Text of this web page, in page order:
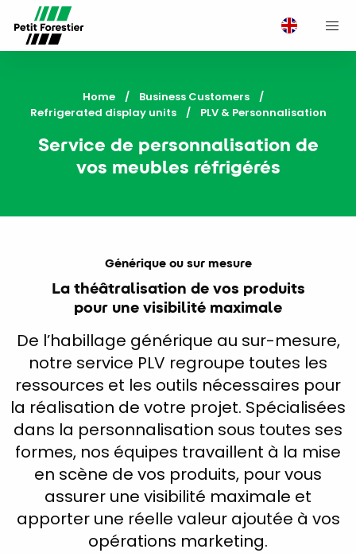
Home
Business Customers
Refrigerated display units
Current:
PLV & Personnalisation
Service de personnalisation de
vos meubles réfrigérés
Générique ou sur mesure
La théâtralisation de vos produits
pour une visibilité maximale
De l’habillage générique au sur-mesure,
notre service PLV regroupe toutes les
ressources et les outils nécessaires pour
la réalisation de votre projet. Spécialisées
dans la personnalisation sous toutes ses
formes, nos équipes travaillent à la mise
en scène de vos produits, pour vous
assurer une visibilité maximale et
apporter une réelle valeur ajoutée à vos
opérations marketing.